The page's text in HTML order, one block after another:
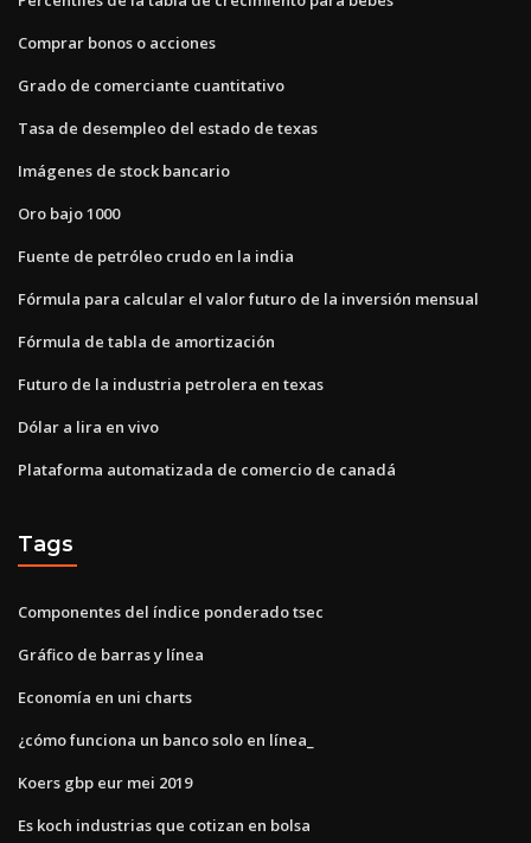
Comprar bonos o acciones
Grado de comerciante cuantitativo
Tasa de desempleo del estado de texas
Imágenes de stock bancario
Oro bajo 1000
Fuente de petróleo crudo en la india
Fórmula para calcular el valor futuro de la inversión mensual
Fórmula de tabla de amortización
Futuro de la industria petrolera en texas
Dólar a lira en vivo
Plataforma automatizada de comercio de canadá
Tags
Componentes del índice ponderado tsec
Gráfico de barras y línea
Economía en uni charts
¿cómo funciona un banco solo en línea_
Koers gbp eur mei 2019
Es koch industrias que cotizan en bolsa